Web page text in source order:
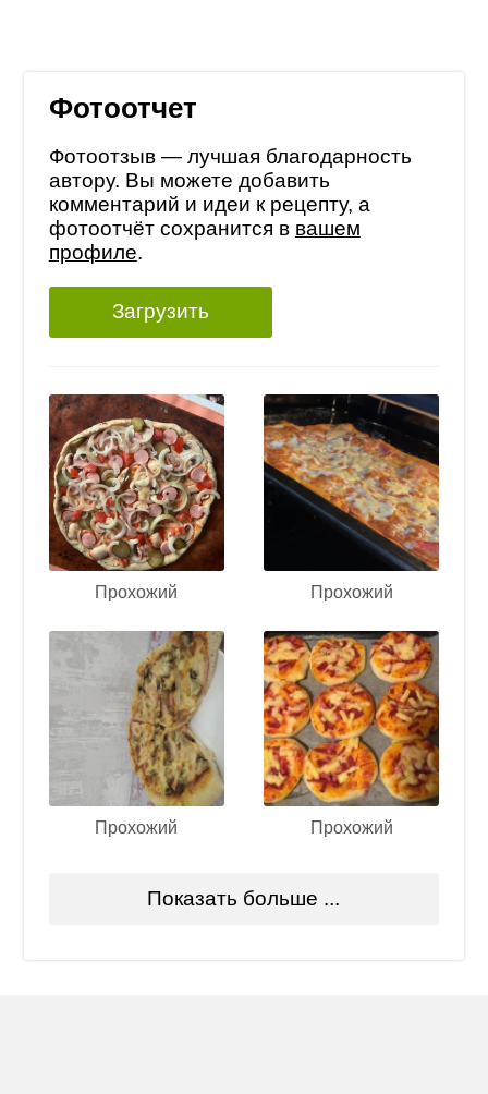
Фотоотчет
Фотоотзыв — лучшая благодарность
автору. Вы можете добавить
комментарий и идеи к рецепту, а
фотоотчёт сохранится в вашем
профиле.
Загрузить
Прохожий Прохожий
Прохожий Прохожий
Показать больше ...